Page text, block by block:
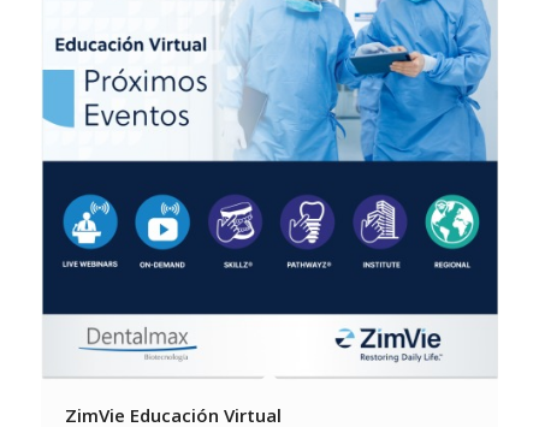
ZimVie Educación Virtual